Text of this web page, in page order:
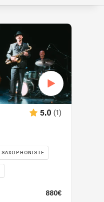
5.0 (1)
SAXOPHONISTE
880€